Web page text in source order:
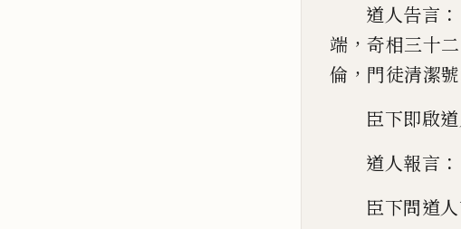
道人告言
端 ，奇相三十二
倫 ， 門徒清潔
臣下即啟
道人報言
臣下問道